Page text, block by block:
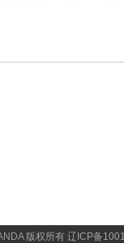
版权所有 辽ICP备